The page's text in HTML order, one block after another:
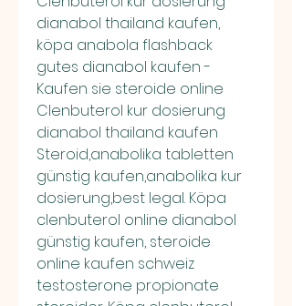
dianabol thailand kaufen,
köpa anabola flashback
gutes dianabol kaufen -
Kaufen sie steroide online
Clenbuterol kur dosierung
dianabol thailand kaufen
Steroid,anabolika tabletten
günstig kaufen,anabolika kur
dosierung,best legal. Köpa
clenbuterol online dianabol
günstig kaufen, steroide
online kaufen schweiz
testosterone propionate